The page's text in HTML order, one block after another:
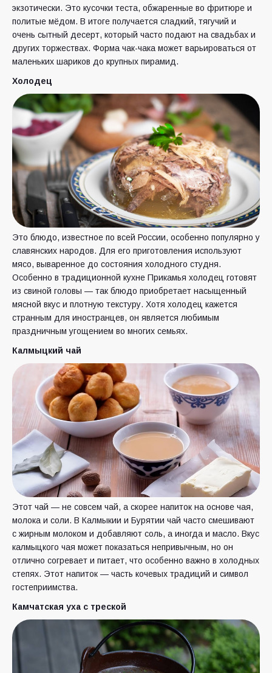
экзотически. Это кусочки теста, обжаренные во фритюре и
политые мёдом. В итоге получается сладкий, тягучий и
очень сытный десерт, который часто подают на свадьбах и
других торжествах. Форма чак-чака может варьироваться от
маленьких шариков до крупных пирамид.
Холодец
Это блюдо, известное по всей России, особенно популярно у
славянских народов. Для его приготовления используют
мясо, вываренное до состояния холодного студня.
Особенно в традиционной кухне Прикамья холодец готовят
из свиной головы — так блюдо приобретает насыщенный
мясной вкус и плотную текстуру. Хотя холодец кажется
странным для иностранцев, он является любимым
праздничным угощением во многих семьях.
Калмыцкий чай
Этот чай — не совсем чай, а скорее напиток на основе чая,
молока и соли. В Калмыкии и Бурятии чай часто смешивают
с жирным молоком и добавляют соль, а иногда и масло. Вкус
калмыцкого чая может показаться непривычным, но он
отлично согревает и питает, что особенно важно в холодных
степях. Этот напиток — часть кочевых традиций и символ
гостеприимства.
Камчатская уха с треской